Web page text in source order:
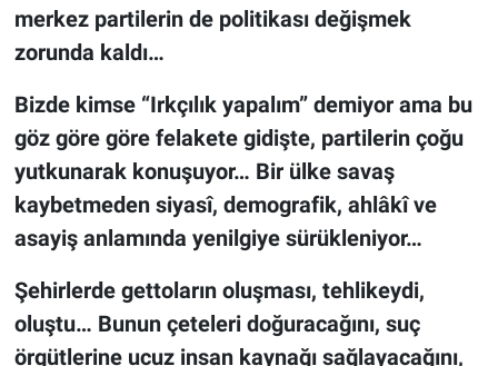
merkez partilerin de politikası değişmek
zorunda kaldı…
Bizde kimse “Irkçılık yapalım” demiyor ama bu
göz göre göre felakete gidişte, partilerin çoğu
yutkunarak konuşuyor… Bir ülke savaş
kaybetmeden siyasî, demografik, ahlâkî ve
asayiş anlamında yenilgiye sürükleniyor…
Şehirlerde gettoların oluşması, tehlikeydi,
oluştu… Bunun çeteleri doğuracağını, suç
örgütlerine ucuz insan kaynağı sağlayacağını,